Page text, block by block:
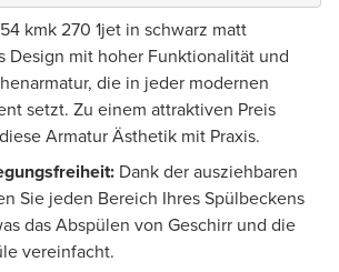
kmk 270 1jet in schwarz matt
Design mit hoher Funktionalität und
die in jeder modernen
setzt. Zu einem attraktiven Preis
Armatur Ästhetik mit Praxis.
Dank der ausziehbaren
Sie jeden Bereich Ihres Spülbeckens
das Abspülen von Geschirr und die
vereinfacht.